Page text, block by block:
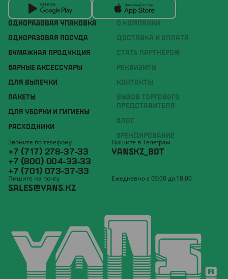
ОДНОРАЗОВАЯ УПАКОВКА
ОДНОРАЗОВАЯ ПОСУДА
БУМАЖНАЯ ПРОДУКЦИЯ
БАРНЫЕ АКСЕССУАРЫ
ДЛЯ ВЫПЕЧКИ
ПАКЕТЫ
ДЛЯ УБОРКИ И ГИГИЕНЫ
РАСХОДНИКИ
О КОМПАНИИ
ДОСТАВКА И ОПЛАТА
СТАТЬ ПАРТНЁРОМ
РЕКВИЗИТЫ
КОНТАКТЫ
ВЫЗОВ ТОРГОВОГО
ПРЕДСТАВИТЕЛЯ
БЛОГ
БРЕНДИРОВАНИЕ
Звоните по телефону
+7 (717) 278-37-33
+7 (800) 004-33-33
+7 (701) 073-37-33
Пишите в Телеграм
YANSKZ_BOT
Пишите на почту
SALES@YANS.KZ
Ежедневно с 09:00 до 18:00